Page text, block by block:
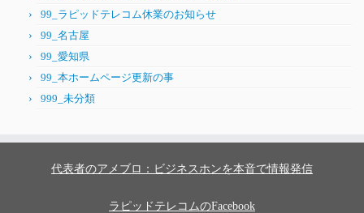
99_ラピッドテレコム休業のお知らせ
99_名古屋
99_愛知県
99_本ホームページ更新の事
999_未分類
代表者のアメブロ：ビジネスホンを本音で情報発信
ラピッドテレコムのFacebook